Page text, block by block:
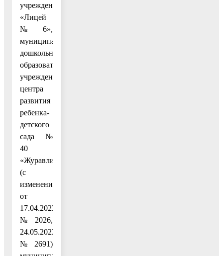
учреждения
«Лицей
№ 6»,
муниципального
дошкольного
образовательного
учреждения
центра
развития
ребенка-
детского
сада №
40
«Журавлик»
(с
изменениями
от
17.04.2023
№ 2026,
24.05.2023
№ 2691)